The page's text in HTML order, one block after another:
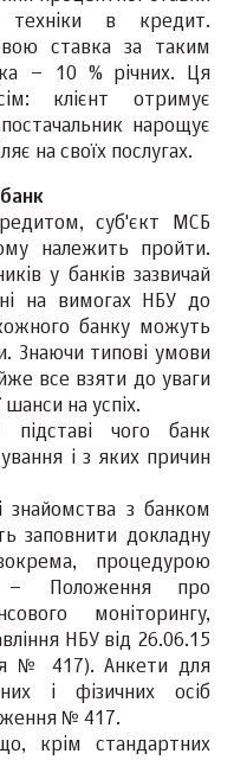
техніки в кредит.
ставка за таким
– 10 % річних. Ця
клієнт отримує
нарощує
на своїх послугах.
суб'єкт МСБ
належить пройти.
у банків зазвичай
на вимогах НБУ до
банку можуть
Знаючи типові умови
все взяти до уваги
шанси на успіх.
підставі чого банк
і з яких причин
знайомства з банком
заповнити докладну
процедурою
– Положення про
моніторингу,
НБУ від 26.06.15
№ 417). Анкети для
і фізичних осіб
№ 417.
крім стандартних